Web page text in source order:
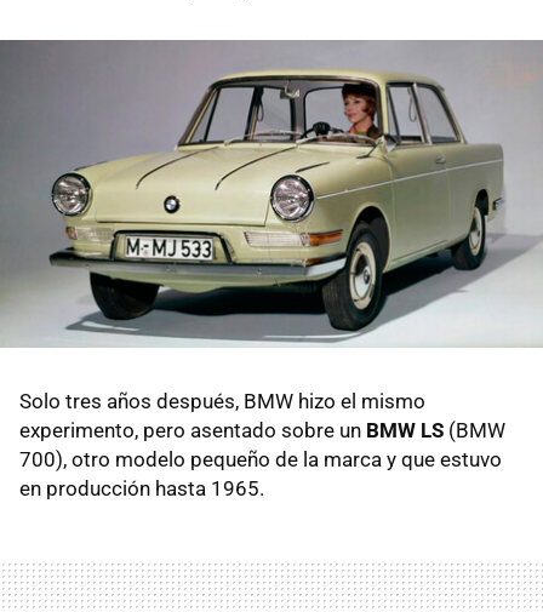
Solo tres años después, BMW hizo el mismo
experimento, pero asentado sobre un BMW LS (BMW
700), otro modelo pequeño de la marca y que estuvo
en producción hasta 1965.